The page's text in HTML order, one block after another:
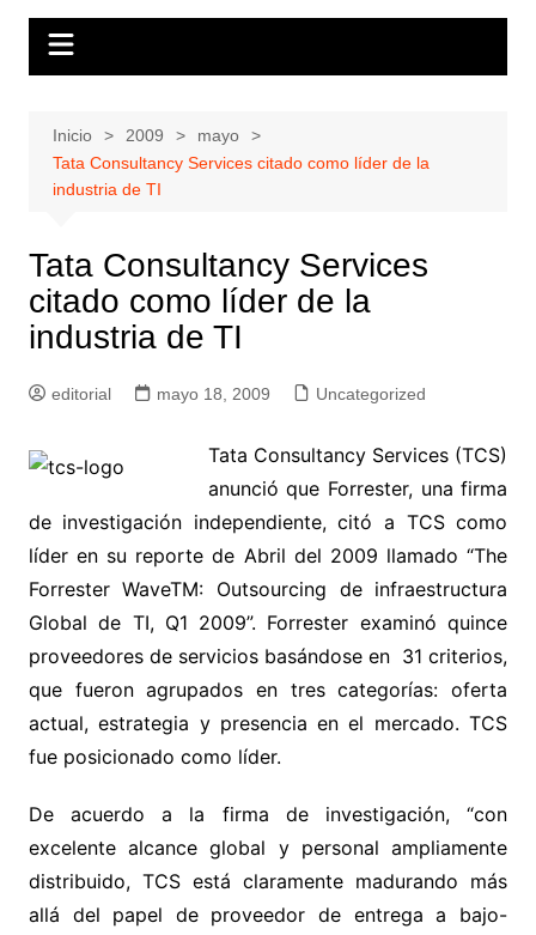
Inicio 2009
mayo
Tata Consultancy Services citado como líder de la
industria de TI
Tata Consultancy Services
citado como líder de la
industria de TI
editorial mayo 18, 2009 Uncategorized
Tata Consultancy Services (TCS)
anunció que Forrester, una firma
de investigación independiente, citó a TCS como
líder en su reporte de Abril del 2009 llamado “The
Forrester WaveTM: Outsourcing de infraestructura
Global de TI, Q1 2009”. Forrester examinó quince
proveedores de servicios basándose en 31 criterios,
que fueron agrupados en tres categorías: oferta
actual, estrategia y presencia en el mercado. TCS
fue posicionado como líder.
De acuerdo a la firma de investigación, “con
excelente alcance global y personal ampliamente
distribuido, TCS está claramente madurando más
allá del papel de proveedor de entrega a bajo-